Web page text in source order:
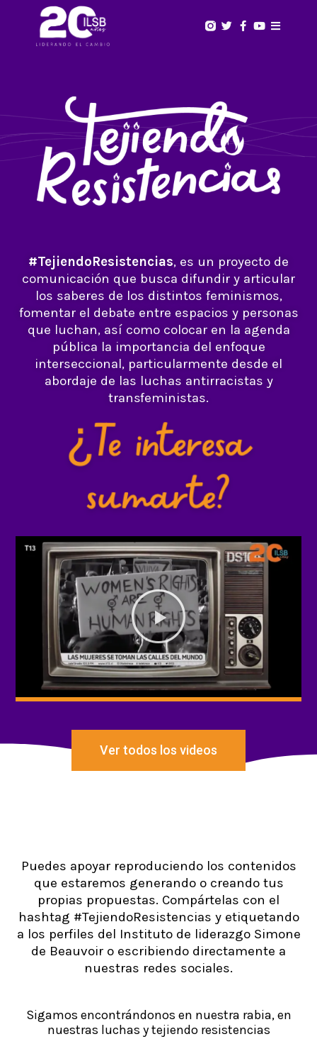
#TejiendoResistencias, es un proyecto de
comunicación que busca difundir y articular
los saberes de los distintos feminismos,
fomentar el debate entre espacios y personas
que luchan, así como colocar en la agenda
pública la importancia del enfoque
interseccional, particularmente desde el
abordaje de las luchas antirracistas y
transfeministas.
Ver todos los videos
Puedes apoyar reproduciendo los contenidos
que estaremos generando o creando tus
propias propuestas. Compártelas con el
hashtag #TejiendoResistencias y etiquetando
a los perfiles del Instituto de liderazgo Simone
de Beauvoir o escribiendo directamente a
nuestras redes sociales.
Sigamos encontrándonos en nuestra rabia, en
nuestras luchas y tejiendo resistencias